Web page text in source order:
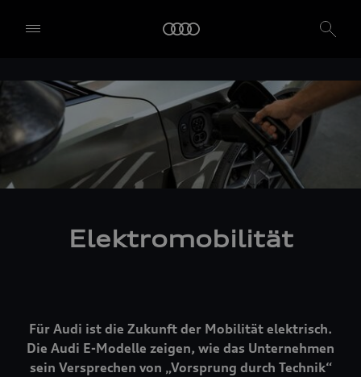
Elektromobilität
Für Audi ist die Zukunft der Mobilität elektrisch.
Die Audi E-Modelle zeigen, wie das Unternehmen
sein Versprechen von „Vorsprung durch Technik“